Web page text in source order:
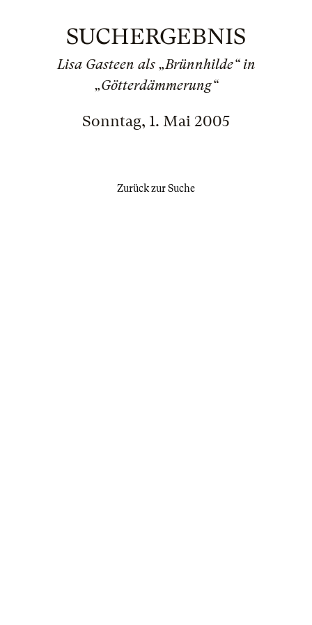
SUCHERGEBNIS
Lisa Gasteen als „Brünnhilde“ in
„Götterdämmerung“
Sonntag, 1. Mai 2005
Zurück zur Suche